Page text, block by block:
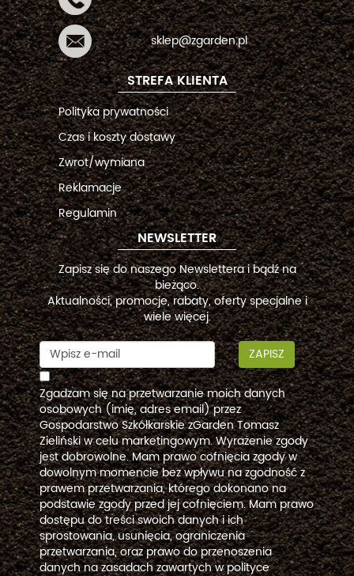
sklep@zgarden.pl
STREFA KLIENTA
Polityka prywatności
Czas i koszty dostawy
Zwrot/wymiana
Reklamacje
Regulamin
NEWSLETTER
Zapisz się do naszego Newslettera i bądź na
bieżąco.
Aktualności, promocje, rabaty, oferty specjalne i
wiele więcej.
ZAPISZ
Zgadzam się na przetwarzanie moich danych
osobowych (imię, adres email) przez
Gospodarstwo Szkółkarskie zGarden Tomasz
Zieliński w celu marketingowym. Wyrażenie zgody
jest dobrowolne. Mam prawo cofnięcia zgody w
dowolnym momencie bez wpływu na zgodność z
prawem przetwarzania, którego dokonano na
podstawie zgody przed jej cofnięciem. Mam prawo
dostępu do treści swoich danych i ich
sprostowania, usunięcia, ograniczenia
przetwarzania, oraz prawo do przenoszenia
danych na zasadach zawartych w polityce